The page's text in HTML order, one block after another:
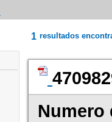
1 resultados
Numero